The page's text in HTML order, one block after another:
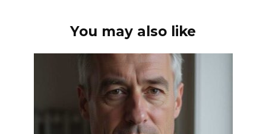
You may also like